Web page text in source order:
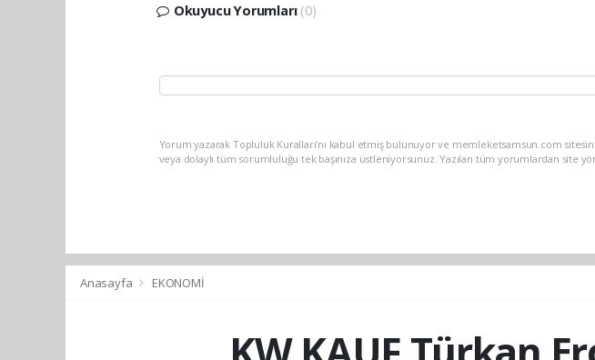
Okuyucu Yorumları (0)
Yorum yazarak Topluluk Kuralları’nı kabul etmiş bulunuyor ve memleketsamsun.com
veya dolaylı tüm sorumluluğu tek başınıza üstleniyorsunuz. Yazılan tüm yorumlardan site
Anasayfa EKONOMİ